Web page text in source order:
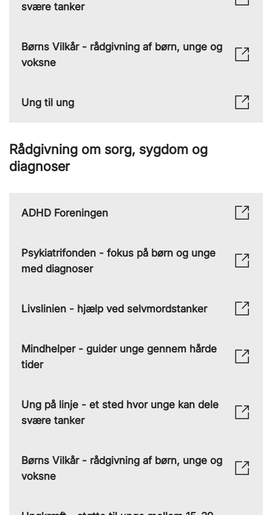
svære tanker
Børns Vilkår - rådgivning af børn, unge og
voksne
Ung til ung
Rådgivning om sorg, sygdom og
diagnoser
ADHD Foreningen
Psykiatrifonden - fokus på børn og unge
med diagnoser
Livslinien - hjælp ved selvmordstanker
Mindhelper - guider unge gennem hårde
tider
Ung på linje - et sted hvor unge kan dele
svære tanker
Børns Vilkår - rådgivning af børn, unge og
voksne